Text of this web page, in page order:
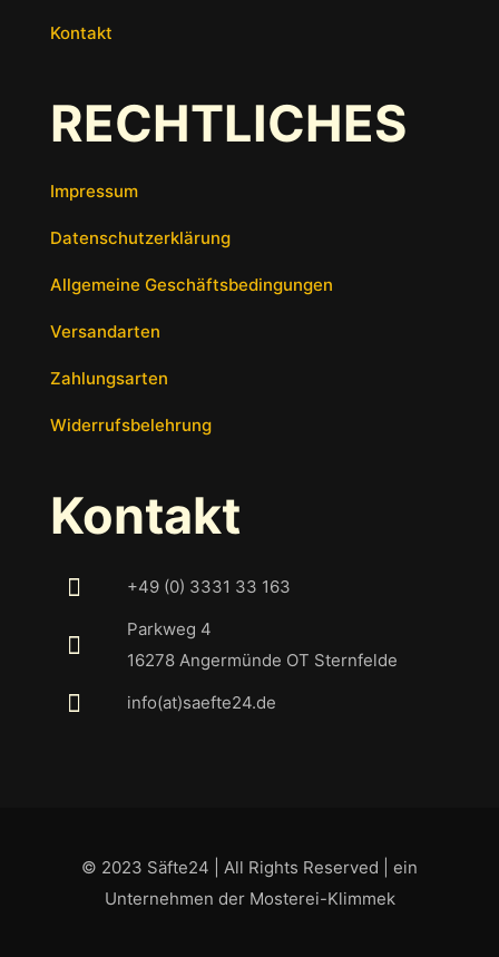
Kontakt
RECHTLICHES
Impressum
Datenschutzerklärung
Allgemeine Geschäftsbedingungen
Versandarten
Zahlungsarten
Widerrufsbelehrung
Kontakt
+49 (0) 3331 33 163
Parkweg 4
16278 Angermünde OT Sternfelde
info(at)saefte24.de
© 2023 Säfte24 | All Rights Reserved | ein
Unternehmen der Mosterei-Klimmek